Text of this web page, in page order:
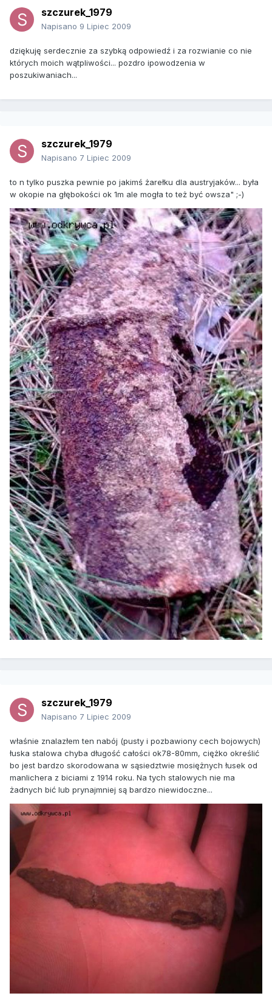
szczurek_1979
Napisano 9 Lipiec 2009
dziękuję serdecznie za szybką odpowiedź i za rozwianie co nie
których moich wątpliwości... pozdro ipowodzenia w
poszukiwaniach...
szczurek_1979
Napisano 7 Lipiec 2009
to n tylko puszka pewnie po jakimś żarełku dla austryjaków... była
w okopie na głębokości ok 1m ale mogła to też być owsza" ;-)
szczurek_1979
Napisano 7 Lipiec 2009
właśnie znalazłem ten nabój (pusty i pozbawiony cech bojowych)
łuska stalowa chyba długość całości ok78-80mm, ciężko określić
bo jest bardzo skorodowana w sąsiedztwie mosiężnych łusek od
manlichera z biciami z 1914 roku. Na tych stalowych nie ma
żadnych bić lub prynajmniej są bardzo niewidoczne...